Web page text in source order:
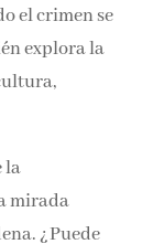
y de los
el crimen
entre
la
mirada